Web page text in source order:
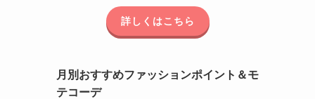
詳しくはこちら
月別おすすめファッションポイント＆モ
テコーデ